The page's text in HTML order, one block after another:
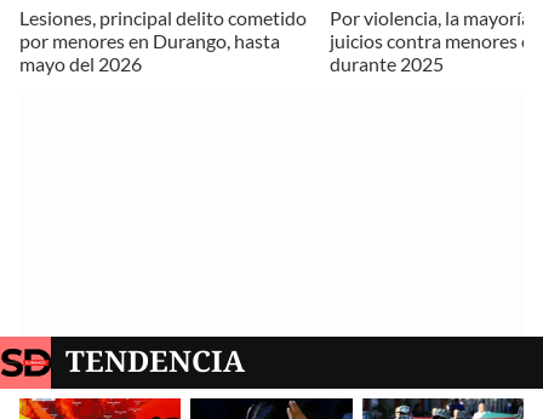
Lesiones, principal delito cometido
por menores en Durango, hasta
mayo del 2026
Por violencia, la mayoría
juicios contra menores
durante 2025
TENDENCIA